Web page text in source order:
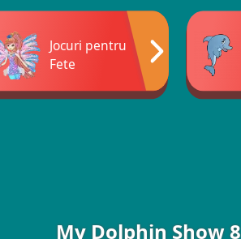
Jocuri pentru
Fete
My Dolphin Show 8